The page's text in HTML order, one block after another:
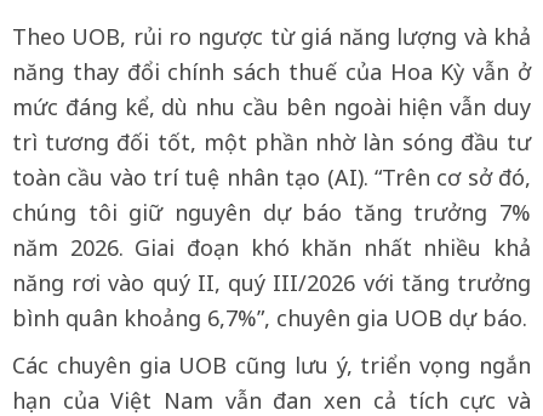
Theo UOB, rủi ro ngược từ giá năng lượng và khả
năng thay đổi chính sách thuế của Hoa Kỳ vẫn ở
mức đáng kể, dù nhu cầu bên ngoài hiện vẫn duy
trì tương đối tốt, một phần nhờ làn sóng đầu tư
toàn cầu vào trí tuệ nhân tạo (AI). “Trên cơ sở đó,
chúng tôi giữ nguyên dự báo tăng trưởng 7%
năm 2026. Giai đoạn khó khăn nhất nhiều khả
năng rơi vào quý II, quý III/2026 với tăng trưởng
bình quân khoảng 6,7%”, chuyên gia UOB dự báo.
Các chuyên gia UOB cũng lưu ý, triển vọng ngắn
hạn của Việt Nam vẫn đan xen cả tích cực và